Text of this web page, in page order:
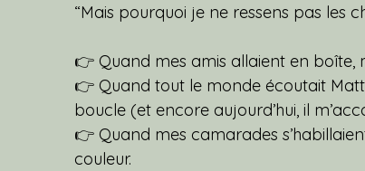
“Mais pourquoi je ne ressens pas les
👉 Quand mes amis allaient en boîte,
👉 Quand tout le monde écoutait Matt
boucle (et encore aujourd’hui, il
👉 Quand mes camarades
couleur.